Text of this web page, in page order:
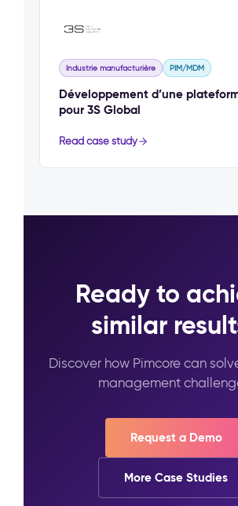
Industrie manufacturière PIM/MDM
Développement d’une
pour 3S Global
Read case study
Ready to
similar
Discover how Pimcore can
management
Request a Demo
More Case Studies